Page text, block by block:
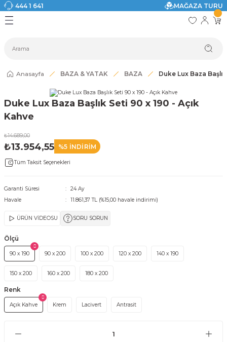
444 1 641
MAĞAZA TURU
Geri Dön
Modelleri
Geri Dön
Geri Dön
Geri Dön
Geri Dön
Geri Dön
Anasayfa BAZA & YATAK BAZA Duke Lux Baza
Duke Lux Baza Başlık Seti 90 x 190 - Açık
Kahve
₺14.689,00
₺13.954,55 %5 İNDİRİM
Tüm Taksit Seçenekleri
Garanti Süresi
24 Ay
Havale
11.861,37 TL (%15,00 havale indirimi)
ÜRÜN VİDEOSU SORU SORUN
Ölçü
90 x 190 90 x 200 100 x 200 120 x 200 140 x 190
150 x 200 160 x 200 180 x 200
Renk
Açık Kahve Krem Lacivert Antrasit